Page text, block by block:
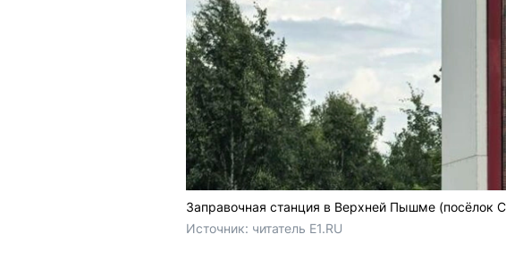
Заправочная станция в Верхней Пышме (посёлок
Источник: читатель E1.RU